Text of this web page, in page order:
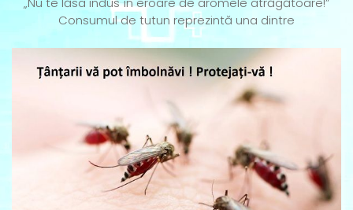
Consumul de tutun reprezintă una dintre